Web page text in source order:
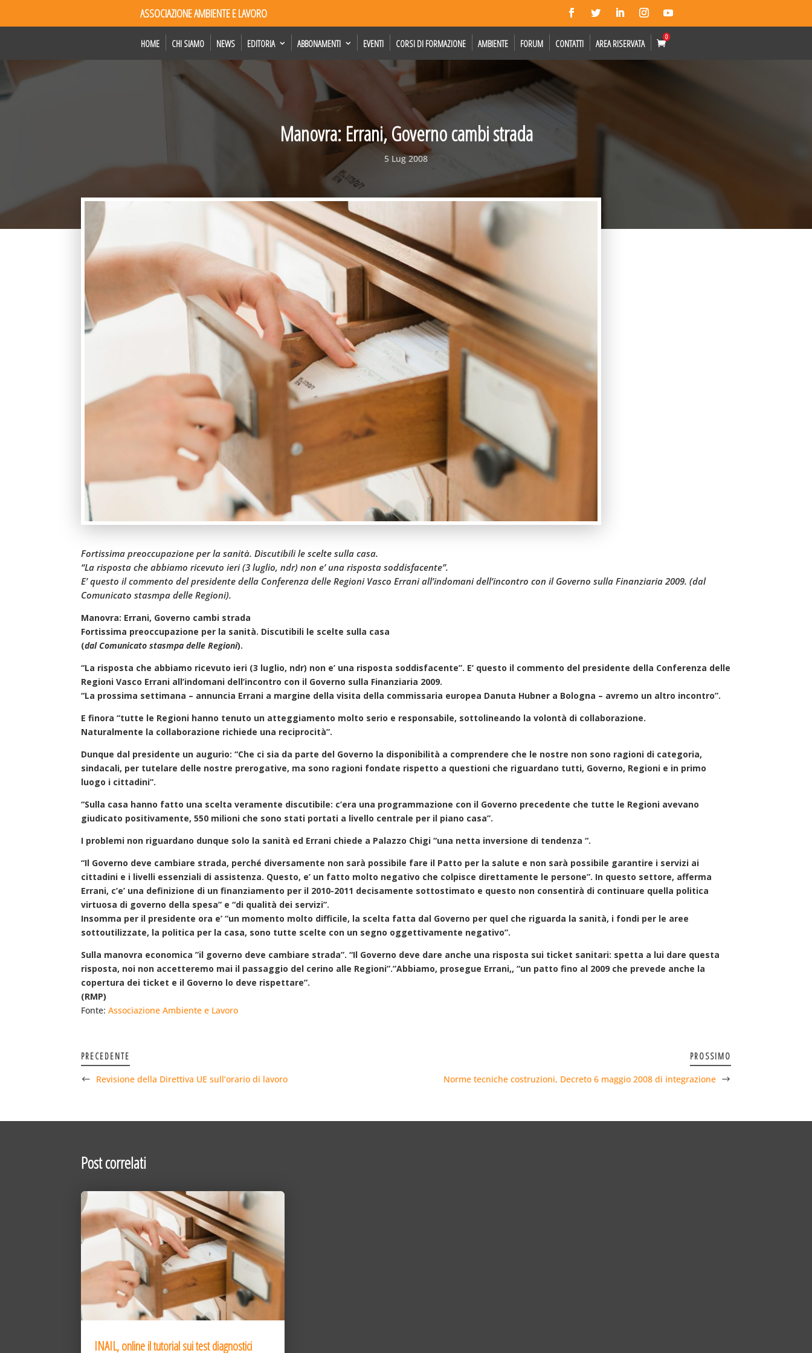
ASSOCIAZIONE AMBIENTE E LAVORO
HOME CHI SIAMO NEWS EDITORIA ABBONAMENTI EVENTI CORSI DI FORMAZIONE AMBIENTE FORUM CONTATTI AREA RISERVATA
0
Manovra: Errani, Governo cambi strada
5 Lug 2008
Fortissima preoccupazione per la sanità. Discutibili le scelte sulla casa.
“La risposta che abbiamo ricevuto ieri (3 luglio, ndr) non e’ una risposta soddisfacente”.
E’ questo il commento del presidente della Conferenza delle Regioni Vasco Errani all’indomani dell’incontro con il Governo sulla Finanziaria 2009. (dal
Comunicato stasmpa delle Regioni).
Manovra: Errani, Governo cambi strada
Fortissima preoccupazione per la sanità. Discutibili le scelte sulla casa
(dal Comunicato stasmpa delle Regioni).
“La risposta che abbiamo ricevuto ieri (3 luglio, ndr) non e’ una risposta soddisfacente”. E’ questo il commento del presidente della Conferenza delle
Regioni Vasco Errani all’indomani dell’incontro con il Governo sulla Finanziaria 2009.
“La prossima settimana – annuncia Errani a margine della visita della commissaria europea Danuta Hubner a Bologna – avremo un altro incontro”.
E finora “tutte le Regioni hanno tenuto un atteggiamento molto serio e responsabile, sottolineando la volontà di collaborazione.
Naturalmente la collaborazione richiede una reciprocità”.
Dunque dal presidente un augurio: “Che ci sia da parte del Governo la disponibilità a comprendere che le nostre non sono ragioni di categoria,
sindacali, per tutelare delle nostre prerogative, ma sono ragioni fondate rispetto a questioni che riguardano tutti, Governo, Regioni e in primo
luogo i cittadini”.
“Sulla casa hanno fatto una scelta veramente discutibile: c’era una programmazione con il Governo precedente che tutte le Regioni avevano
giudicato positivamente, 550 milioni che sono stati portati a livello centrale per il piano casa”.
I problemi non riguardano dunque solo la sanità ed Errani chiede a Palazzo Chigi “una netta inversione di tendenza “.
“Il Governo deve cambiare strada, perché diversamente non sarà possibile fare il Patto per la salute e non sarà possibile garantire i servizi ai
cittadini e i livelli essenziali di assistenza. Questo, e’ un fatto molto negativo che colpisce direttamente le persone”. In questo settore, afferma
Errani, c’e’ una definizione di un finanziamento per il 2010-2011 decisamente sottostimato e questo non consentirà di continuare quella politica
virtuosa di governo della spesa” e “di qualità dei servizi”.
Insomma per il presidente ora e’ “un momento molto difficile, la scelta fatta dal Governo per quel che riguarda la sanità, i fondi per le aree
sottoutilizzate, la politica per la casa, sono tutte scelte con un segno oggettivamente negativo”.
Sulla manovra economica ”il governo deve cambiare strada”. “Il Governo deve dare anche una risposta sui ticket sanitari: spetta a lui dare questa
risposta, noi non accetteremo mai il passaggio del cerino alle Regioni”.”Abbiamo, prosegue Errani,, “un patto fino al 2009 che prevede anche la
copertura dei ticket e il Governo lo deve rispettare”.
(RMP)
Fonte:Associazione Ambiente e Lavoro
PRECEDENTE
Revisione della Direttiva UE sull’orario di lavoro
PROSSIMO
Norme tecniche costruzioni, Decreto 6 maggio 2008 di integrazione
Post correlati
INAIL, online il tutorial sui test diagnostici